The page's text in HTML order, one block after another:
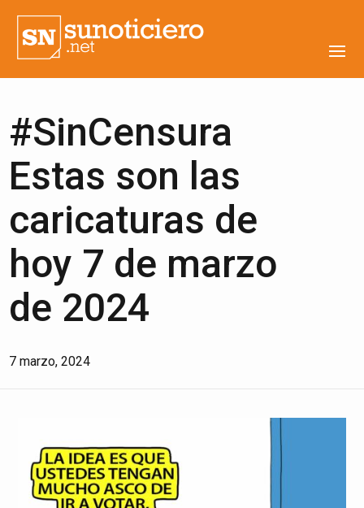
#SinCensura
Estas son las
caricaturas de
hoy 7 de marzo
de 2024
7 marzo, 2024